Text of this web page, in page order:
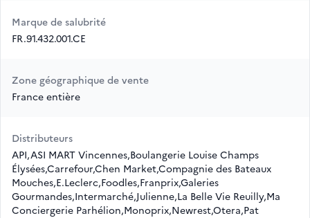
Marque de salubrité
FR.91.432.001.CE
Zone géographique de vente
France entière
Distributeurs
API,ASI MART Vincennes,Boulangerie Louise Champs
Élysées,Carrefour,Chen Market,Compagnie des Bateaux
Mouches,E.Leclerc,Foodles,Franprix,Galeries
Gourmandes,Intermarché,Julienne,La Belle Vie Reuilly,Ma
Conciergerie Parhélion,Monoprix,Newrest,Otera,Pat